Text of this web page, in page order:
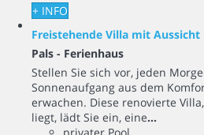
+ INFO
Freistehende Villa mit Aussicht
Pals - Ferienhaus
Stellen Sie sich vor, jeden
Sonnenaufgang aus dem
erwachen. Diese renovierte
liegt, lädt Sie ein, eine...